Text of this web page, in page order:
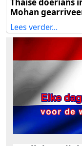
Mohan
Lees verder...